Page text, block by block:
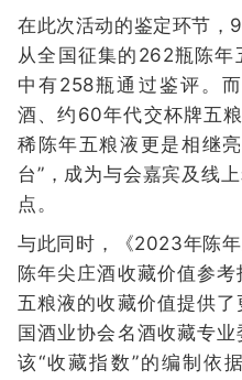
在此次活动的鉴定环节，
从全国征集的262瓶陈
中有258瓶通过鉴评。
酒、约60年代交杯牌五
稀陈年五粮液更是相继
台”，成为与会嘉宾及线
点。
与此同时，《2023年陈
陈年尖庄酒收藏价值参
五粮液的收藏价值提供
国酒业协会名酒收藏专
该“收藏指数”的编制依